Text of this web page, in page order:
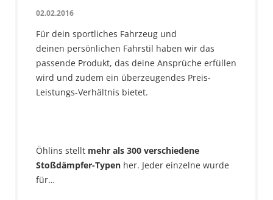
02.02.2016
Für dein sportliches Fahrzeug und
deinen persönlichen Fahrstil haben wir das
passende Produkt, das deine Ansprüche erfüllen
wird und zudem ein überzeugendes Preis-
Leistungs-Verhältnis bietet.
Öhlins stellt mehr als 300 verschiedene
Stoßdämpfer-Typen her. Jeder einzelne wurde
für…